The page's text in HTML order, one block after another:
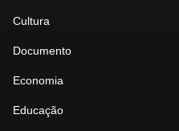
Cultura
Documento
Economia
Educação